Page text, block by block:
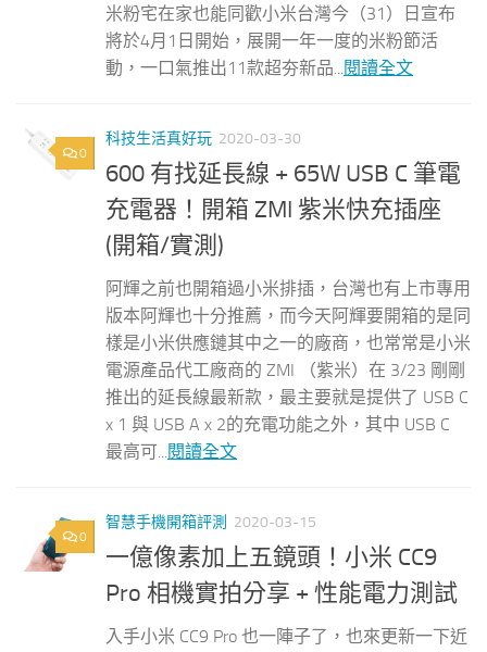
米粉宅在家也能同歡小米台灣今（31）日宣布
將於4月1日開始，展開一年一度的米粉節活
動，一口氣推出11款超夯新品...
閱讀全文
0
科技生活真好玩 2020-03-30
600 有找延長線 + 65W USB C 筆電
充電器！開箱 ZMI 紫米快充插座
(開箱/實測)
阿輝之前也開箱過小米排插，台灣也有上市專用
版本阿輝也十分推薦，而今天阿輝要開箱的是同
樣是小米供應鏈其中之一的廠商，也常常是小米
電源產品代工廠商的 ZMI （紫米）在 3/23 剛剛
推出的延長線最新款，最主要就是提供了 USB C
x 1 與 USB A x 2的充電功能之外，其中 USB C
最高可...閱讀全文
0
智慧手機開箱評測 2020-03-15
一億像素加上五鏡頭！小米 CC9
Pro 相機實拍分享 + 性能電力測試
入手小米 CC9 Pro 也一陣子了，也來更新一下近